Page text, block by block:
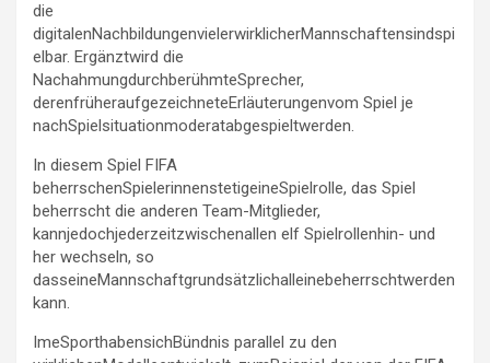
die
digitalenNachbildungenvielerwirklicherMannschaftensindspi
elbar. Ergänztwird die
NachahmungdurchberühmteSprecher,
derenfrüheraufgezeichneteErläuterungenvom Spiel je
nachSpielsituationmoderatabgespieltwerden.
In diesem Spiel FIFA
beherrschenSpielerinnenstetigeineSpielrolle, das Spiel
beherrscht die anderen Team-Mitglieder,
kannjedochjederzeitzwischenallen elf Spielrollenhin- und
her wechseln, so
dasseineMannschaftgrundsätzlichalleinebeherrschtwerden
kann.
ImeSporthabensichBündnis parallel zu den